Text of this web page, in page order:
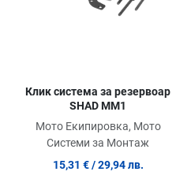
Клик система за резервоар
SHAD MM1
Мото Екипировка, Мото
Системи за Монтаж
15,31 € / 29,94 лв.